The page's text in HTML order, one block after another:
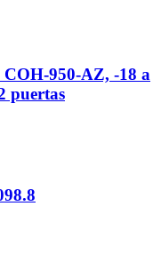
950-AZ, -18 a
puertas